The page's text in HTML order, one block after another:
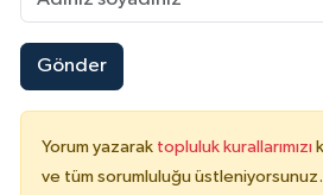
Gönder
Yorum yazarak topluluk kurallarımızı
ve tüm sorumluluğu üstleniyorsunuz.